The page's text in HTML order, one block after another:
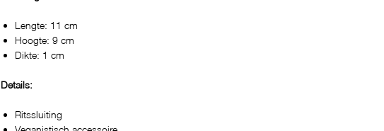
Lengte: 11 cm
Hoogte: 9 cm
Dikte: 1 cm
Details:
Ritssluiting